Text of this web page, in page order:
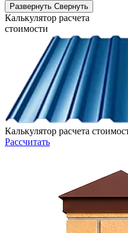
Развернуть Свернуть
Калькулятор расчета
стоимости
Калькулятор расчета
Рассчитать